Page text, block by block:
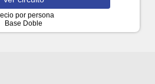
por persona
Base Doble